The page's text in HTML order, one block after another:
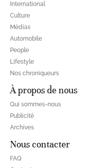
International
Culture
Médias
Automobile
People
Lifestyle
Nos chroniqueurs
À propos de nous
Qui sommes-nous
Publicité
Archives
Nous contacter
FAQ